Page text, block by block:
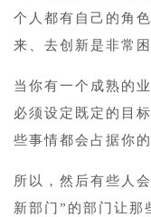
个人都有自己的角
来、去创新是非常困
当你有一个成熟的
必须设定既定的目
些事情都会占据你
所以，然后有些人
新部门”的部门让那